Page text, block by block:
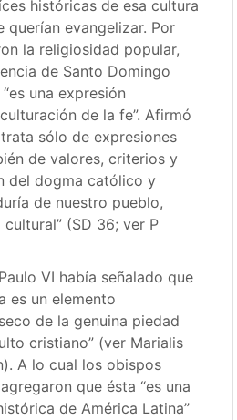
históricas de esa cultura
querían evangelizar. Por
la religiosidad popular,
de Santo Domingo
una expresión
de la fe”. Afirmó
sólo de expresiones
de valores, criterios y
del dogma católico y
de nuestro pueblo,
(SD 36; ver P
VI había señalado que
es un elemento
de la genuina piedad
cristiano” (ver Marialis
A lo cual los obispos
que ésta “es una
de América Latina”